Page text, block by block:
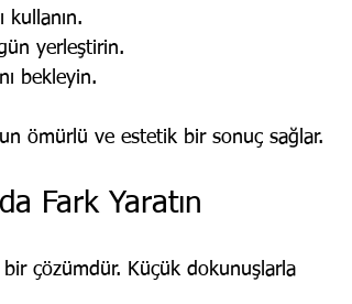
kullanın.
yerleştirin.
bekleyin.
ömürlü ve estetik bir sonuç sağlar.
Fark Yaratın
bir çözümdür. Küçük dokunuşlarla